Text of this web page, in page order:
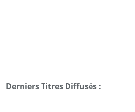
Derniers Titres Diffusés :